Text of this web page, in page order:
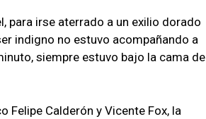
para irse aterrado a un exilio dorado
indigno no estuvo acompañando a
siempre estuvo bajo la cama de
Felipe Calderón y Vicente Fox, la